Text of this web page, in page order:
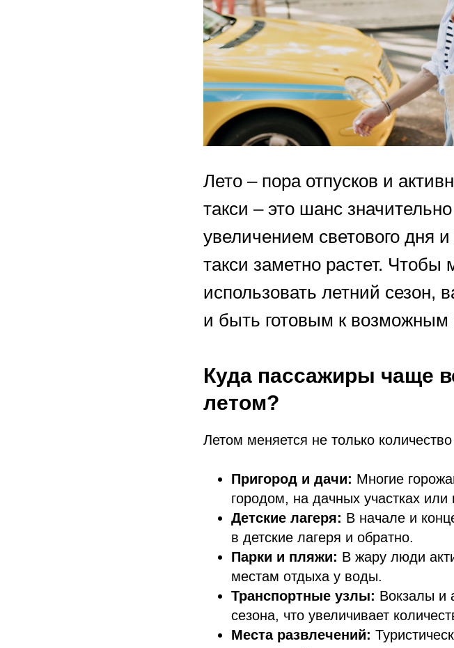
Лето – пора отпусков и
такси – это шанс
увеличением светового дня
такси заметно растет.
использовать летний сезон,
и быть готовым к возможным
Куда пассажиры чаще
летом?
Летом меняется не только
Пригород и дачи: Многие
городом, на дачных участках
Детские лагеря: В начале и
в детские лагеря и обратно.
Парки и пляжи: В жару люди
местам отдыха у воды.
Транспортные узлы: Вокзалы и
сезона, что увеличивает
Места развлечений: